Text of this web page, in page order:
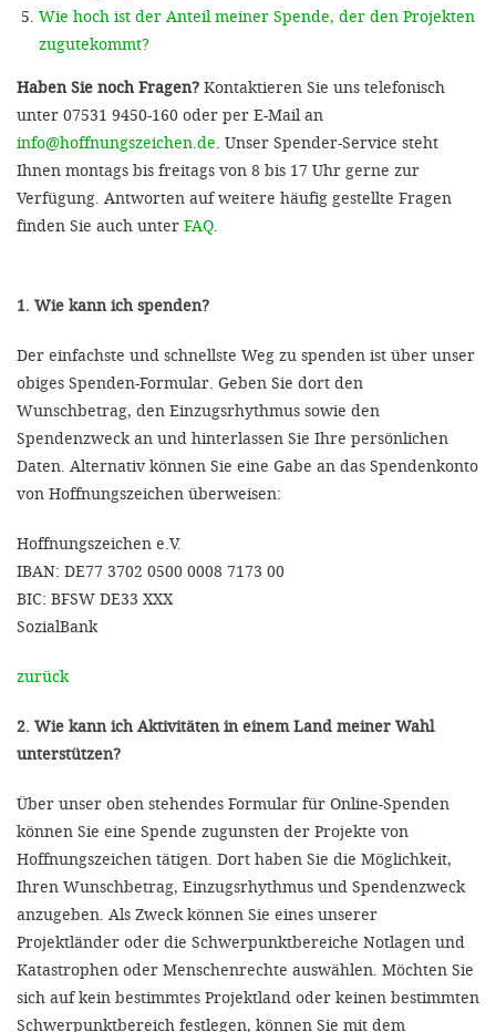
Wie hoch ist der Anteil meiner Spende, der den Projekten
zugutekommt?
Haben Sie noch Fragen? Kontaktieren Sie uns telefonisch
unter 07531 9450-160 oder per E-Mail an
info@hoffnungszeichen.de. Unser Spender-Service steht
Ihnen montags bis freitags von 8 bis 17 Uhr gerne zur
Verfügung. Antworten auf weitere häufig gestellte Fragen
finden Sie auch unter FAQ.
1. Wie kann ich spenden?
Der einfachste und schnellste Weg zu spenden ist über unser
obiges Spenden-Formular. Geben Sie dort den
Wunschbetrag, den Einzugsrhythmus sowie den
Spendenzweck an und hinterlassen Sie Ihre persönlichen
Daten. Alternativ können Sie eine Gabe an das Spendenkonto
von Hoffnungszeichen überweisen:
Hoffnungszeichen e.V.
IBAN: DE77 3702 0500 0008 7173 00
BIC: BFSW DE33 XXX
SozialBank
zurück
2. Wie kann ich Aktivitäten in einem Land meiner Wahl
unterstützen?
Über unser oben stehendes Formular für Online-Spenden
können Sie eine Spende zugunsten der Projekte von
Hoffnungszeichen tätigen. Dort haben Sie die Möglichkeit,
Ihren Wunschbetrag, Einzugsrhythmus und Spendenzweck
anzugeben. Als Zweck können Sie eines unserer
Projektländer oder die Schwerpunktbereiche Notlagen und
Katastrophen oder Menschenrechte auswählen. Möchten Sie
sich auf kein bestimmtes Projektland oder keinen bestimmten
Schwerpunktbereich festlegen, können Sie mit dem